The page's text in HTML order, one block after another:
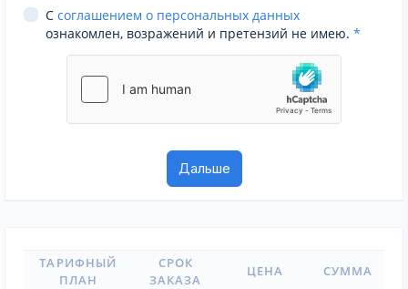
С соглашением о персональных данных
ознакомлен, возражений и претензий не имею. *
ТАРИФНЫЙ
ПЛАН
СРОК
ЗАКАЗА
ЦЕНА СУММА